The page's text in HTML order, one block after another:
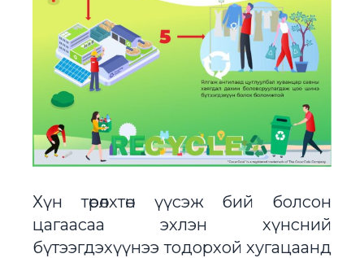
Хүн төрөлхтөн үүсэж бий болсон
цагаасаа эхлэн хүнсний
бүтээгдэхүүнээ тодорхой хугацаанд